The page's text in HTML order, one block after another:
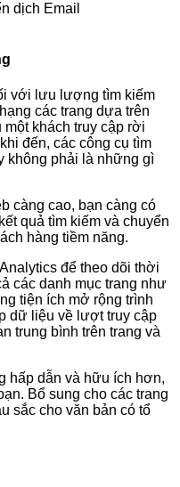
dịch Email
với lưu lượng tìm kiếm
các trang dựa trên
khách truy cập rời
đến, các công cụ tìm
không phải là những gì
càng cao, bạn càng có
quả tìm kiếm và chuyển
hàng tiềm năng.
để theo dõi thời
các danh mục trang như
tiện ích mở rộng trình
dữ liệu về lượt truy cập
trung bình trên trang và
hấp dẫn và hữu ích hơn,
Bổ sung cho các trang
sắc cho văn bản có tổ